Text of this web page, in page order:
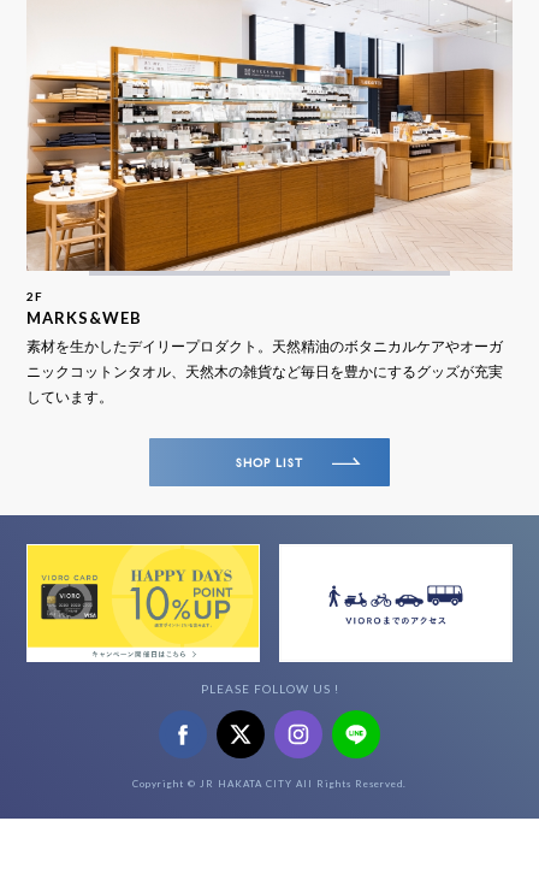
2F
MARKS&WEB
素材を生かしたデイリープロダクト。天然精油のボタニカルケアやオーガ
ニックコットンタオル、天然木の雑貨など毎日を豊かにするグッズが充実
しています。
SHOP LIST
PLEASE FOLLOW US !
Copyright © JR HAKATA CITY All Rights Reserved.